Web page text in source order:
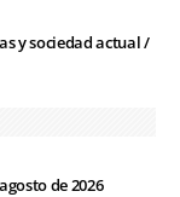
y sociedad actual /
de 2026